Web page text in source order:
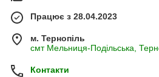
Працює з 28.04.2023
м. Тернопіль
смт Мельниця-Подільська,
Контакти